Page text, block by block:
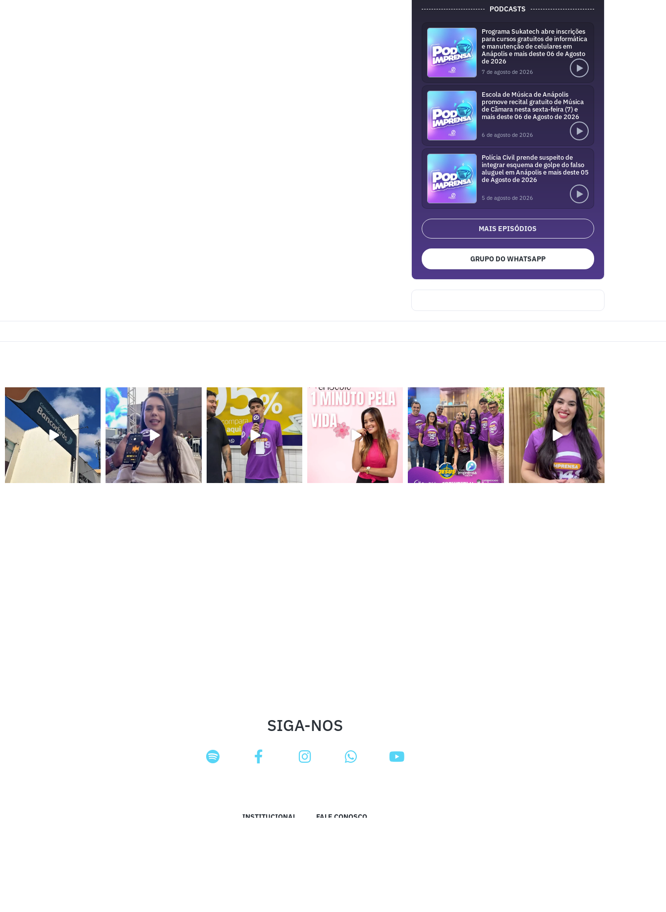
PODCASTS
Programa Sukatech abre inscrições
para cursos gratuitos de informática
e manutenção de celulares em
Anápolis e mais deste 06 de Agosto
de 2026
7 de agosto de 2026
Escola de Música de Anápolis
promove recital gratuito de Música
de Câmara nesta sexta-feira (7) e
mais deste 06 de Agosto de 2026
6 de agosto de 2026
Polícia Civil prende suspeito de
integrar esquema de golpe do falso
aluguel em Anápolis e mais deste 05
de Agosto de 2026
5 de agosto de 2026
MAIS EPISÓDIOS
GRUPO DO WHATSAPP
SIGA-NOS
INSTITUCIONAL FALE CONOSCO